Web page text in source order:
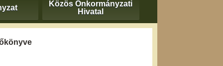
Közös Önkormányzati
Hivatal